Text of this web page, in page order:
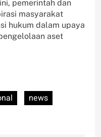
pemerintah dan
masyarakat
hukum dalam upaya
aset
news